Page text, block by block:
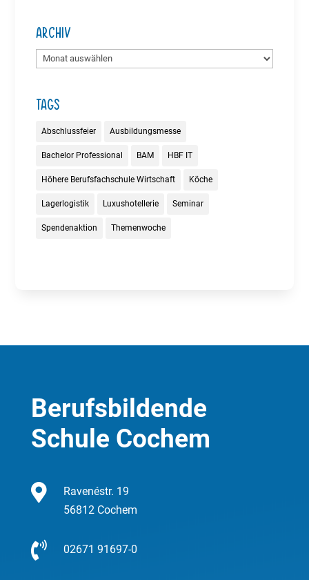
Archiv
Archiv
Tags
Abschlussfeier Ausbildungsmesse
Bachelor Professional BAM HBF IT
Höhere Berufsfachschule Wirtschaft Köche
Lagerlogistik Luxushotellerie Seminar
Spendenaktion Themenwoche
Berufsbildende
Schule Cochem

Ravenéstr. 19
56812 Cochem
 02671 91697-0